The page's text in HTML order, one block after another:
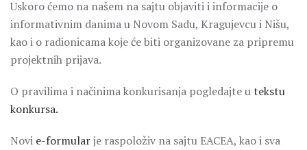
Uskoro ćemo na našem na sajtu objaviti i informacije o
informativnim danima u Novom Sadu, Kragujevcu i Nišu,
kao i o radionicama koje će biti organizovane za pripremu
projektnih prijava.
O pravilima i načinima konkurisanja pogledajte utekstu
konkursa.
Novi e-formularje raspoloživ na sajtu EACEA, kao i sva